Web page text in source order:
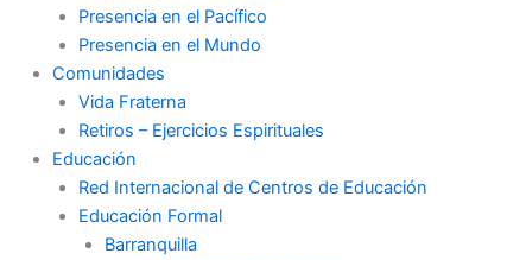
Presencia en el Pacífico
Presencia en el Mundo
Comunidades
Vida Fraterna
Retiros – Ejercicios Espirituales
Educación
Red Internacional de Centros de Educación
Educación Formal
Barranquilla